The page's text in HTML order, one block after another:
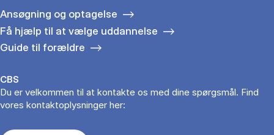
Ansøgning og optagelse
Få hjælp til at vælge uddannelse
Guide til forældre
CBS
Du er velkommen til at kontakte os med dine spørgsmål. Find
vores kontaktoplysninger her: